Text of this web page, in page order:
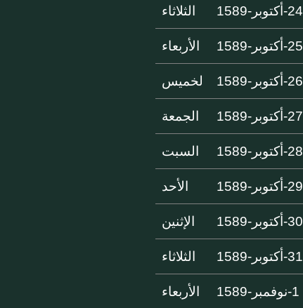
24-أكتوبر-1589 الثلاثاء
25-أكتوبر-1589 الأربعاء
26-أكتوبر-1589 لخميس
27-أكتوبر-1589 الجمعة
28-أكتوبر-1589 السبت
29-أكتوبر-1589 الأحد
30-أكتوبر-1589 الإثنين
31-أكتوبر-1589 الثلاثاء
1-نوفمبر-1589 الأربعاء